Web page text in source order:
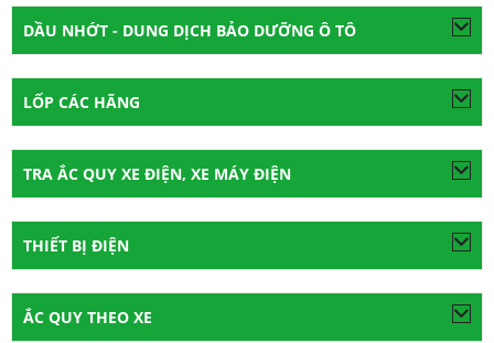
DẦU NHỚT - DUNG DỊCH BẢO DƯỠNG Ô TÔ
LỐP CÁC HÃNG
TRA ẮC QUY XE ĐIỆN, XE MÁY ĐIỆN
THIẾT BỊ ĐIỆN
ẮC QUY THEO XE